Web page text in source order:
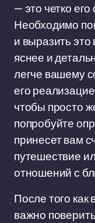
— это четко
Необходимо
и выразить
яснее и
легче вашему
его
чтобы просто
попробуйте
принесет вам
путешествие
отношений с
После того
важно